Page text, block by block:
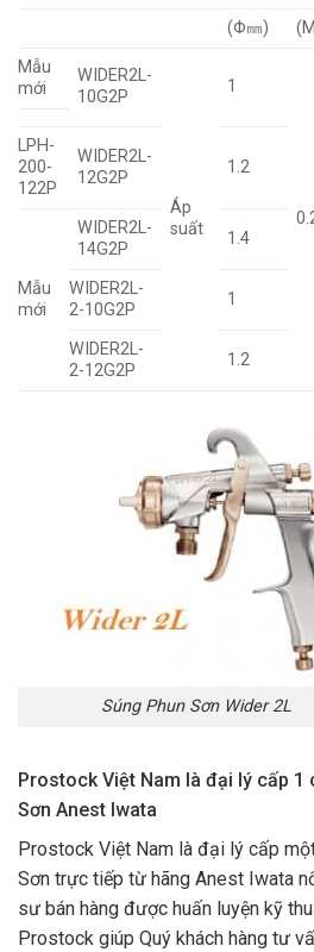
(Φ㎜)
Mẫu
mới
WIDER2L-
10G2P
Áp
suất
1
LPH-
200-
122P
WIDER2L-
12G2P
1.2
Mẫu
mới
WIDER2L-
14G2P
1.4
WIDER2L-
2-10G2P
1
WIDER2L-
2-12G2P
1.2
Súng Phun Sơn Wider 2L
Prostock Việt Nam là đại lý cấp 1
Sơn Anest Iwata
Prostock Việt Nam là đại lý cấp
Sơn trực tiếp từ hãng Anest Iwata
sư bán hàng được huấn luyện kỹ
Prostock giúp Quý khách hàng tư